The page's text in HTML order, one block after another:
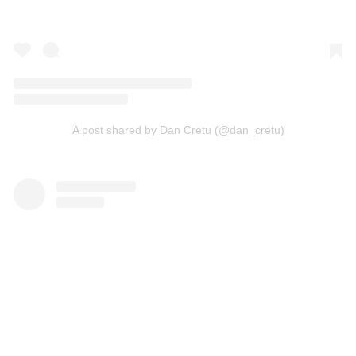
A post shared by Dan Cretu (@dan_cretu)